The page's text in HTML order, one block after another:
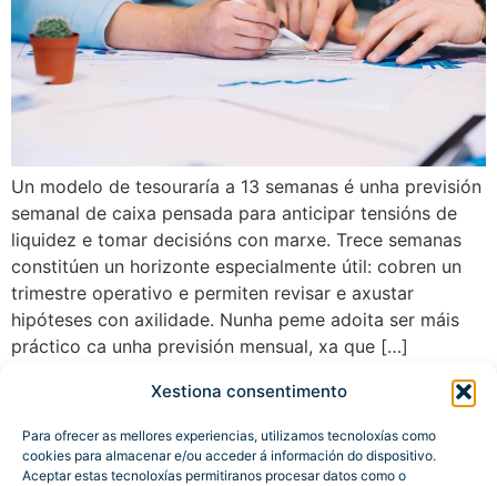
Xestiona consentimento
Para ofrecer as mellores experiencias, utilizamos tecnoloxías como
cookies para almacenar e/ou acceder á información do dispositivo.
Aceptar estas tecnoloxías permitiranos procesar datos como o
Un modelo de tesouraría a 13 semanas é unha previsión
semanal de caixa pensada para anticipar tensións de
liquidez e tomar decisións con marxe. Trece semanas
constitúen un horizonte especialmente útil: cobren un
trimestre operativo e permiten revisar e axustar
hipóteses con axilidade. Nunha peme adoita ser máis
práctico ca unha previsión mensual, xa que […]
seguinte